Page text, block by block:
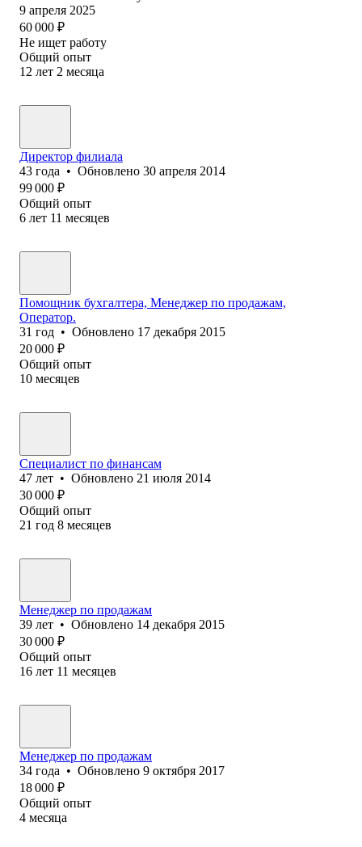
9 апреля 2025
60 000 ₽
Не ищет работу
Общий опыт
12 лет 2 месяца
Директор филиала
43 года • Обновлено 30 апреля 2014
99 000 ₽
Общий опыт
6 лет 11 месяцев
Помощник бухгалтера, Менеджер по продажам,
Оператор.
31 год • Обновлено 17 декабря 2015
20 000 ₽
Общий опыт
10 месяцев
Специалист по финансам
47 лет • Обновлено 21 июля 2014
30 000 ₽
Общий опыт
21 год 8 месяцев
Менеджер по продажам
39 лет • Обновлено 14 декабря 2015
30 000 ₽
Общий опыт
16 лет 11 месяцев
Менеджер по продажам
34 года • Обновлено 9 октября 2017
18 000 ₽
Общий опыт
4 месяца